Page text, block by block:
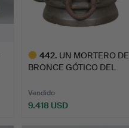
442. UN MORTERO DE
BRONCE GÓTICO DEL
Vendido
9.418 USD